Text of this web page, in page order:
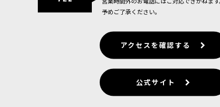
予めご了承ください。
アクセスを確認する
公式サイト